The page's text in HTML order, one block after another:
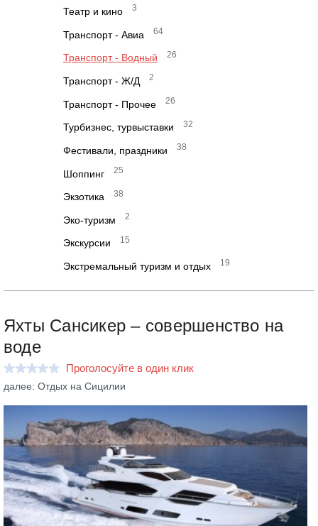
Театр и кино 3
Транспорт - Авиа 64
Транспорт - Водный 26
Транспорт - Ж/Д 2
Транспорт - Прочее 26
Турбизнес, турвыставки 32
Фестивали, праздники 38
Шоппинг 25
Экзотика 38
Эко-туризм 2
Экскурсии 15
Экстремальный туризм и отдых 19
Яхты Сансикер – совершенство на
воде
Проголосуйте в один клик
далее: Отдых на Сицилии